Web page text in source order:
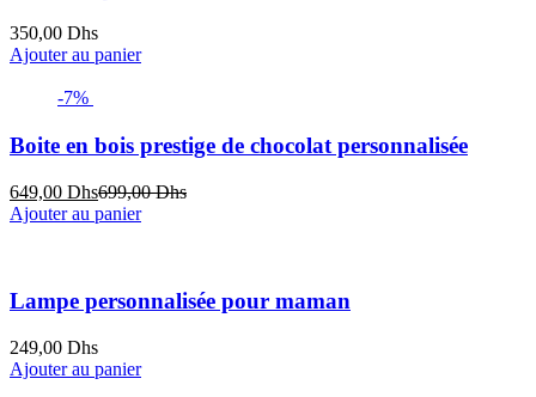
350,00 Dhs
Ajouter au panier
-7%
Boite en bois prestige de chocolat personnalisée
649,00 DhsLe
prix
699,00DhsLe
Ajouter au panier
Lampe personnalisée pour maman
249,00 Dhs
Ajouter au panier